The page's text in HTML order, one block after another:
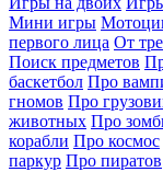
Мини игры
первого лица От
Поиск предметов
баскетбол Про
гномов Про
животных Про
корабли Про космос
паркур Про пиратов